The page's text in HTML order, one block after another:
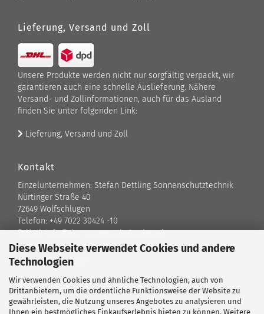
Diese Webseite verwendet Cookies und andere
Technologien
Wir verwenden Cookies und ähnliche Technologien, auch von
Drittanbietern, um die ordentliche Funktionsweise der Website zu
gewährleisten, die Nutzung unseres Angebotes zu analysieren und
Ihnen ein bestmögliches Einkaufserlebnis bieten zu können. Weitere
Lieferung, Versand und Zoll
Unsere Produkte werden nicht nur sorgfältig verpackt, wir
garantieren auch eine schnelle Auslieferung. Nähere
Versand- und Zollinformationen, auch für das Ausland
finden Sie unter folgenden Link:
Lieferung, Versand und Zoll
Kontakt
Einzelunternehmen: Stefan Dettling Sonnenschutztechnik
Nürtinger Straße 40
72649 Wolfschlugen
Telefon: +49 7022 30424 -10
E-Mail: info@der-sonnenschutz-shop.de
Kontaktformular
Standort
Ansprechpartner